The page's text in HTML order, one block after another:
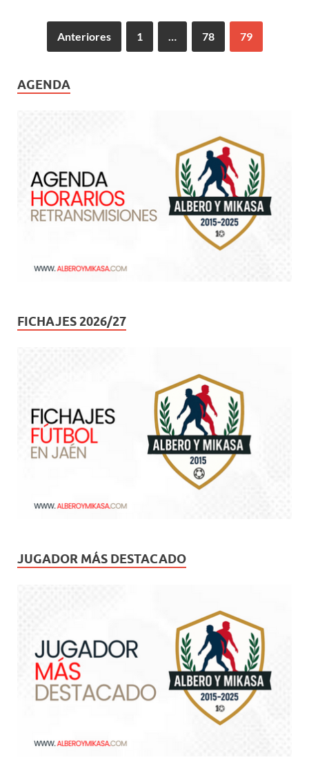
Anteriores 1 78 79
AGENDA
FICHAJES 2026/27
JUGADOR MÁS DESTACADO